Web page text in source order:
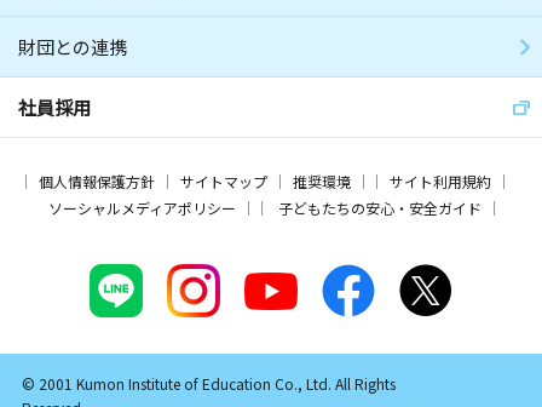
財団との連携
社員採用
個人情報保護方針 サイトマップ 推奨環境
サイト利用規約
ソーシャルメディアポリシー
子どもたちの安心・安全ガイド
© 2001 Kumon Institute of Education Co., Ltd. All Rights